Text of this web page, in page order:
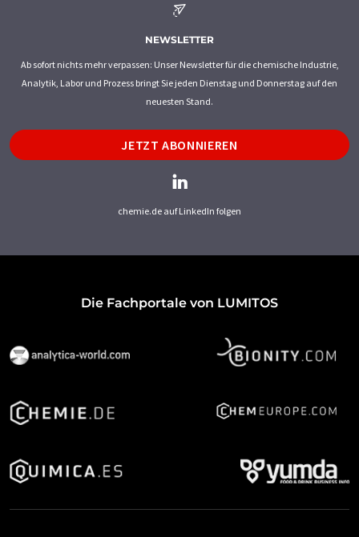
NEWSLETTER
Ab sofort nichts mehr verpassen: Unser Newsletter für die chemische Industrie,
Analytik, Labor und Prozess bringt Sie jeden Dienstag und Donnerstag auf den
neuesten Stand.
JETZT ABONNIEREN
chemie.de auf LinkedIn folgen
Die Fachportale von LUMITOS